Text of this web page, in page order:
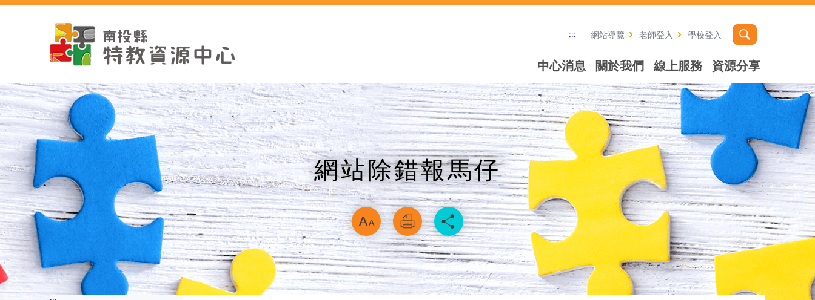
跳
::: 網站導覽 老師登入 學校登入
中心消息 關於我們 線上服務 資源分享
網站除錯報馬仔
略過字型切換，社群分享工具列